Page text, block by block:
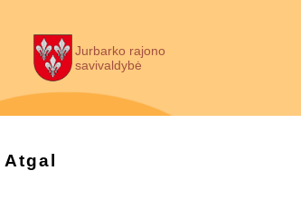
Jurbarko rajono
savivaldybė
Atgal